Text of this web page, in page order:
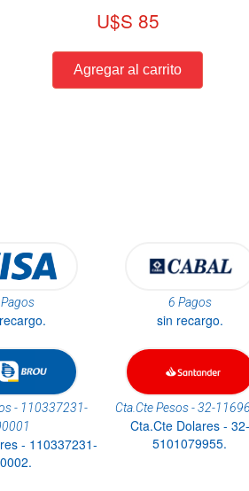
U$S 85
6 Pagos
sin recargo.
- 110337231-
- 110337231-
Cta.Cte Pesos - 32-
Cta.Cte Dolares - 32-
5101079955.